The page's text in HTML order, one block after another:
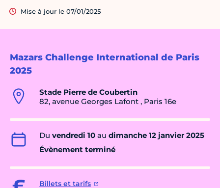
Mazars Challenge International de Paris
2025
Stade Pierre de Coubertin
82, avenue Georges Lafont , Paris 16e
Du vendredi 10 au dimanche 12 janvier 2025
Évènement terminé
Billets et tarifs
Mise à jour le 07/01/2025